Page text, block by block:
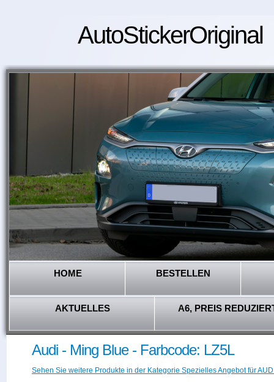
AutoStickerOriginal
HOME BESTELLEN
AKTUELLES A6, PREIS
Audi - Ming Blue - Farbcode: LZ5L
Sehen Sie weitere Produkte in der Kategorie Spezielles Angebot für